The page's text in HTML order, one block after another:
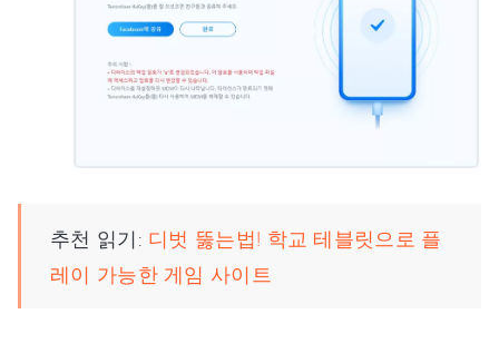
추천 읽기: 디벗 뚫는법! 학교 테블릿으로 플
레이 가능한 게임 사이트